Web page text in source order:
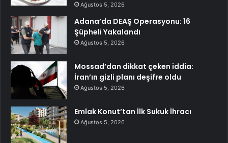
Ağustos 5, 2026
Adana’da DEAŞ Operasyonu: 16
Şüpheli Yakalandı
Ağustos 5, 2026
Mossad’dan dikkat çeken iddia:
İran’ın gizli planı deşifre oldu
Ağustos 5, 2026
Emlak Konut’tan İlk Sukuk İhracı
Ağustos 5, 2026